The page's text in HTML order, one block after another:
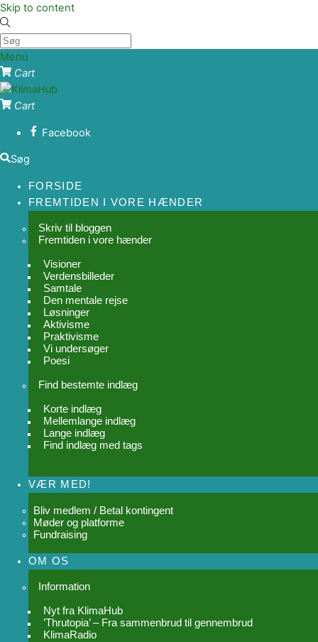
Skip to content
Menu
Cart
Cart
Facebook
Søg
FORSIDE
FREMTIDEN I VORE HÆNDER
Skriv til bloggen
Fremtiden i vore hænder
Visioner
Verdensbilleder
Samtale
Den mentale rejse
Løsninger
Aktivisme
Praktivisme
Vi undersøger
Poesi
Find bestemte indlæg
Korte indlæg
Mellemlange indlæg
Lange indlæg
Find indlæg med tags
VÆR MED!
Bliv medlem / Betal kontingent
Møder og platforme
Fundraising
OM OS
Information
Nyt fra KlimaHub
’Thrutopia’ – Fra sammenbrud til gennembrud
KlimaRadio